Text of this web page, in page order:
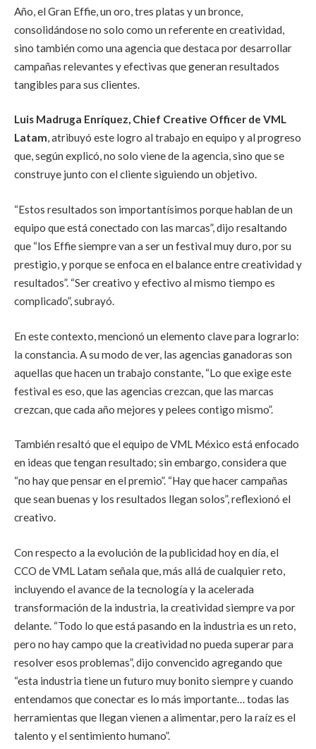
Año, el Gran Effie, un oro, tres platas y un bronce,
consolidándose no solo como un referente en creatividad,
sino también como una agencia que destaca por desarrollar
campañas relevantes y efectivas que generan resultados
tangibles para sus clientes.
Luis Madruga Enríquez, Chief Creative Officer de VML
Latam, atribuyó este logro al trabajo en equipo y al progreso
que, según explicó, no solo viene de la agencia, sino que se
construye junto con el cliente siguiendo un objetivo.
“Estos resultados son importantísimos porque hablan de un
equipo que está conectado con las marcas”, dijo resaltando
que “los Effie siempre van a ser un festival muy duro, por su
prestigio, y porque se enfoca en el balance entre creatividad y
resultados”. “Ser creativo y efectivo al mismo tiempo es
complicado”, subrayó.
En este contexto, mencionó un elemento clave para lograrlo:
la constancia. A su modo de ver, las agencias ganadoras son
aquellas que hacen un trabajo constante, “Lo que exige este
festival es eso, que las agencias crezcan, que las marcas
crezcan, que cada año mejores y pelees contigo mismo”.
También resaltó que el equipo de VML México está enfocado
en ideas que tengan resultado; sin embargo, considera que
“no hay que pensar en el premio”. “Hay que hacer campañas
que sean buenas y los resultados llegan solos”, reflexionó el
creativo.
Con respecto a la evolución de la publicidad hoy en día, el
CCO de VML Latam señala que, más allá de cualquier reto,
incluyendo el avance de la tecnología y la acelerada
transformación de la industria, la creatividad siempre va por
delante. “Todo lo que está pasando en la industria es un reto,
pero no hay campo que la creatividad no pueda superar para
resolver esos problemas”, dijo convencido agregando que
“esta industria tiene un futuro muy bonito siempre y cuando
entendamos que conectar es lo más importante… todas las
herramientas que llegan vienen a alimentar, pero la raíz es el
talento y el sentimiento humano”.